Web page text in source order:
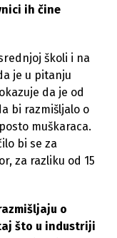
ih čine
školi i na
je u pitanju
da je od
bi razmišljalo o
muškaraca.
bi se za
za razliku od 15
o
što u industriji